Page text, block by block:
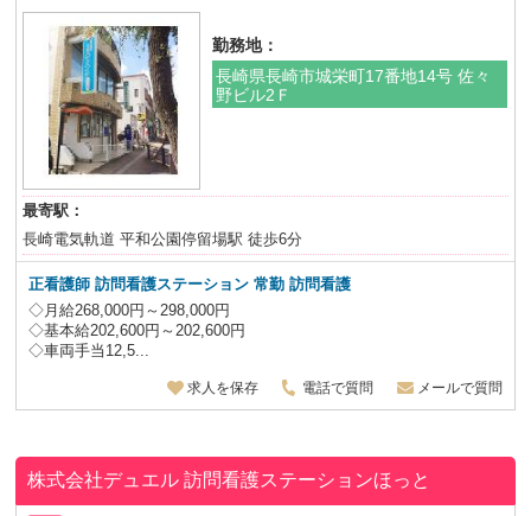
勤務地：
長崎県長崎市城栄町17番地14号 佐々
野ビル2Ｆ
最寄駅：
長崎電気軌道 平和公園停留場駅 徒歩6分
正看護師訪問看護ステーション 常勤 訪問看護
◇月給268,000円～298,000円
◇基本給202,600円～202,600円
◇車両手当12,5...
求人を保存 電話で質問 メールで質問
株式会社デュエル訪問看護ステーションほっと